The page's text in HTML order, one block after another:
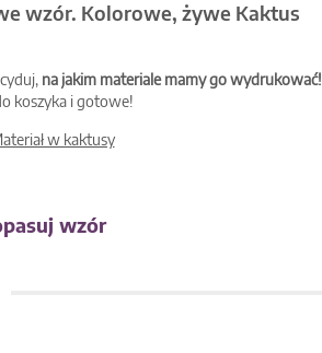
wzór. Kolorowe, żywe Kaktus
na jakim materiale mamy go wydrukować!
koszyka i gotowe!
w kaktusy
wzór